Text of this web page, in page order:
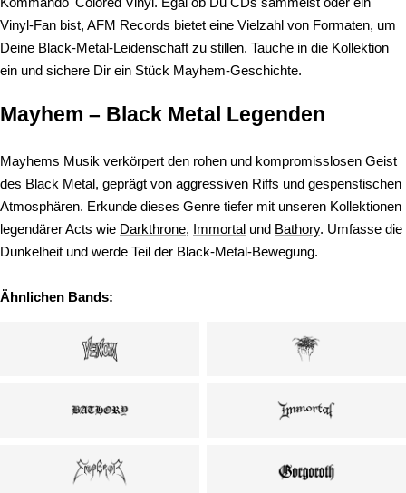
Vinyl-Fan bist, AFM Records bietet eine Vielzahl von Formaten, um
Deine Black-Metal-Leidenschaft zu stillen. Tauche in die Kollektion
ein und sichere Dir ein Stück Mayhem-Geschichte.
Mayhem – Black Metal Legenden
Mayhems Musik verkörpert den rohen und kompromisslosen Geist
des Black Metal, geprägt von aggressiven Riffs und gespenstischen
Atmosphären. Erkunde dieses Genre tiefer mit unseren Kollektionen
legendärer Acts wie Darkthrone, Immortal und Bathory. Umfasse die
Dunkelheit und werde Teil der Black-Metal-Bewegung.
Ähnlichen Bands: